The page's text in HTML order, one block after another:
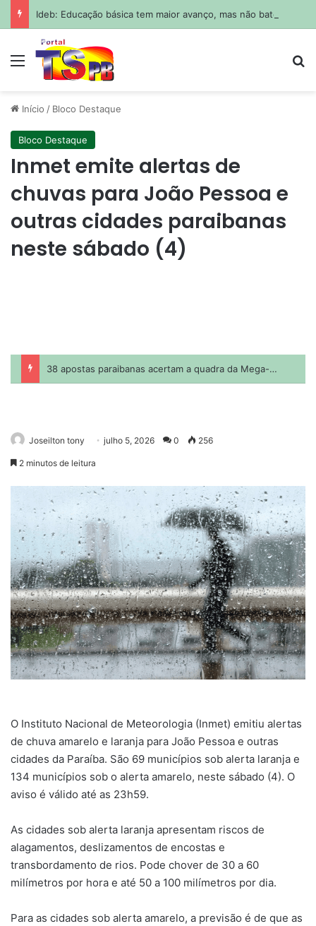
Menu
Início / Bloco Destaque
Bloco Destaque
Inmet emite alertas de
chuvas para João Pessoa e
outras cidades paraibanas
neste sábado (4)
Joseilton tony julho 5, 2026 0 256
2 minutos de leitura
O Instituto Nacional de Meteorologia (Inmet) emitiu alertas
de chuva amarelo e laranja para João Pessoa e outras
cidades da Paraíba. São 69 municípios sob alerta laranja e
134 municípios sob o alerta amarelo, neste sábado (4). O
aviso é válido até as 23h59.
As cidades sob alerta laranja apresentam riscos de
alagamentos, deslizamentos de encostas e
transbordamento de rios. Pode chover de 30 a 60
milímetros por hora e até 50 a 100 milímetros por dia.
Para as cidades sob alerta amarelo, a previsão é de que as